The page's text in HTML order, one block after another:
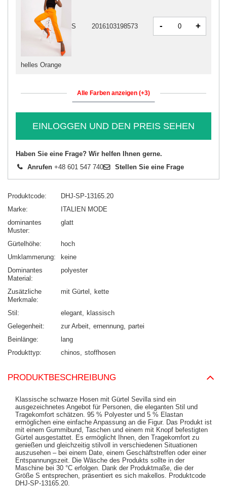
helles Orange
S 2016103198573 - +
Alle Farben anzeigen (+3)
EINLOGGEN UND DEN PREIS SEHEN
Haben Sie eine Frage? Wir helfen Ihnen gerne.
Anrufen +48 601 547 740 Stellen Sie eine Frage
Produktcode
DHJ-SP-13165.20
Marke
ITALIEN MODE
dominantes
Muster
glatt
Gürtelhöhe
hoch
Umklammerung
keine
Dominantes
Material
polyester
Zusätzliche
Merkmale
mit Gürtel kette
Stil elegant
klassisch
Gelegenheit
zur Arbeit ernennung partei
Beinlänge
lang
Produkttyp
chinos stoffhosen
PRODUKTBESCHREIBUNG
Klassische schwarze Hosen mit Gürtel Sevilla sind ein
ausgezeichnetes Angebot für Personen, die eleganten Stil und
Tragekomfort schätzen. 95 % Polyester und 5 % Elastan
ermöglichen eine einfache Anpassung an die Figur. Das Produkt ist
mit einem Gummibund, Taschen und einem mit Knopf befestigten
Gürtel ausgestattet. Es ermöglicht Ihnen, den Tragekomfort zu
genießen und gleichzeitig stilvoll in verschiedenen Situationen
auszusehen – bei einem Date, einem Geschäftstreffen oder einer
Entspannungszeit. Die Wäsche des Produkts sollte in der
Maschine bei 30 °C erfolgen. Dank der Produktmaße, die der
Größe S entsprechen, präsentiert es sich makellos. Produktcode
DHJ-SP-13165.20.